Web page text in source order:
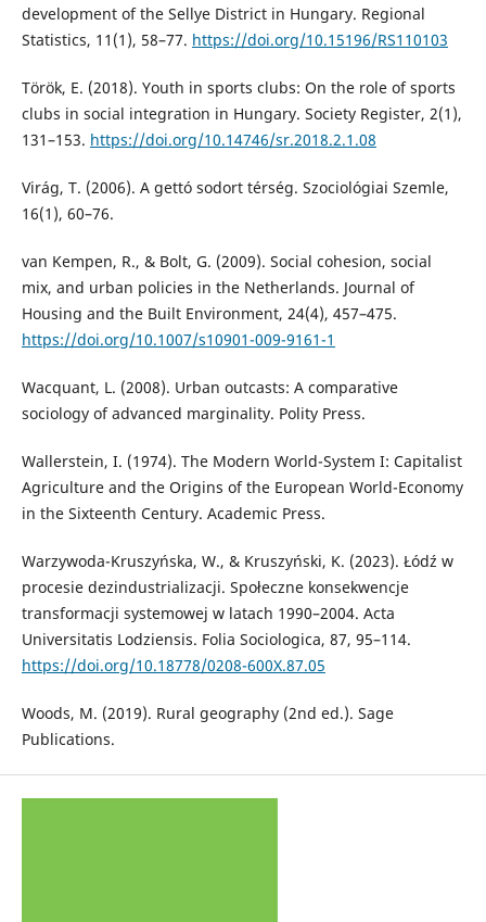
development of the Sellye District in Hungary. Regional
Statistics, 11(1), 58–77. https://doi.org/10.15196/RS110103
Török, E. (2018). Youth in sports clubs: On the role of sports
clubs in social integration in Hungary. Society Register, 2(1),
131–153. https://doi.org/10.14746/sr.2018.2.1.08
Virág, T. (2006). A gettó sodort térség. Szociológiai Szemle,
16(1), 60–76.
van Kempen, R., & Bolt, G. (2009). Social cohesion, social
mix, and urban policies in the Netherlands. Journal of
Housing and the Built Environment, 24(4), 457–475.
https://doi.org/10.1007/s10901-009-9161-1
Wacquant, L. (2008). Urban outcasts: A comparative
sociology of advanced marginality. Polity Press.
Wallerstein, I. (1974). The Modern World-System I: Capitalist
Agriculture and the Origins of the European World-Economy
in the Sixteenth Century. Academic Press.
Warzywoda-Kruszyńska, W., & Kruszyński, K. (2023). Łódź w
procesie dezindustrializacji. Społeczne konsekwencje
transformacji systemowej w latach 1990–2004. Acta
Universitatis Lodziensis. Folia Sociologica, 87, 95–114.
https://doi.org/10.18778/0208-600X.87.05
Woods, M. (2019). Rural geography (2nd ed.). Sage
Publications.